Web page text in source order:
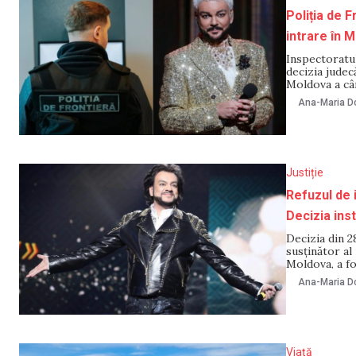
Poliția de
intrare în
decizia
Moldova a
decizia.
Novițchi,
Ana-Maria
Justiție
Refuzul de
Decizia
Decizia din
susținător al
Moldova, a
Chișinău,
înaintat o
Ana-Maria
Viață